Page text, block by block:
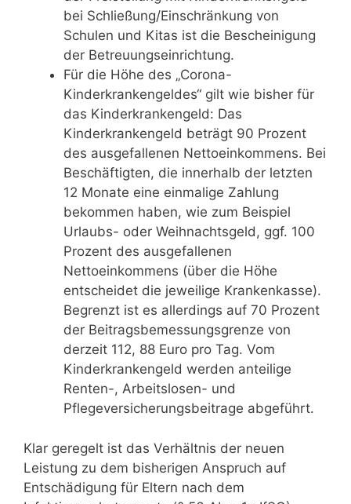
bei Schließung/Einschränkung von
Schulen und Kitas ist die Bescheinigung
der Betreuungseinrichtung.
Für die Höhe des „Corona-
Kinderkrankengeldes“ gilt wie bisher für
das Kinderkrankengeld: Das
Kinderkrankengeld beträgt 90 Prozent
des ausgefallenen Nettoeinkommens. Bei
Beschäftigten, die innerhalb der letzten
12 Monate eine einmalige Zahlung
bekommen haben, wie zum Beispiel
Urlaubs- oder Weihnachtsgeld, ggf. 100
Prozent des ausgefallenen
Nettoeinkommens (über die Höhe
entscheidet die jeweilige Krankenkasse).
Begrenzt ist es allerdings auf 70 Prozent
der Beitragsbemessungsgrenze von
derzeit 112, 88 Euro pro Tag. Vom
Kinderkrankengeld werden anteilige
Renten-, Arbeitslosen- und
Pflegeversicherungsbeitrage abgeführt.
Klar geregelt ist das Verhältnis der neuen
Leistung zu dem bisherigen Anspruch auf
Entschädigung für Eltern nach dem